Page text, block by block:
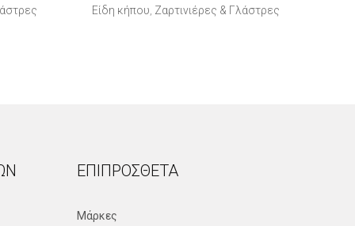
Είδη κήπου Ζαρτινιέρες & Γλάστρες
ΕΠΙΠΡΌΣΘΕΤΑ
Μάρκες